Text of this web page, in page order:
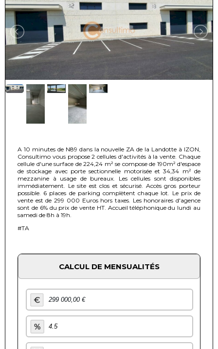
A 10 minutes de N89 dans la nouvelle ZA de la Landotte à IZON,
Consultimo vous propose 2 cellules d'activités à la vente. Chaque
cellule d'une surface de 224,24 m² se compose de 190m² d'espace
de stockage avec porte sectionnelle motorisée et 34,34 m² de
mezzanine à usage de bureaux. Les cellules sont disponibles
immédiatement. Le site est clos et sécurisé. Accès gros porteur
possible. 6 places de parking complètent chaque lot. Le prix de
vente est de 299 000 Euros hors taxes. Les honoraires d'agence
sont de 6% du prix de vente HT. Accueil téléphonique du lundi au
samedi de 8h à 19h.
#TA
CALCUL DE MENSUALITÉS